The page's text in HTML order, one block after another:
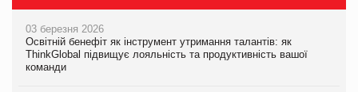
03 березня 2026
Освітній бенефіт як інструмент утримання талантів: як
ThinkGlobal підвищує лояльність та продуктивність вашої
команди